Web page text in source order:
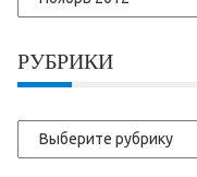
ранние
РУБРИКИ
Рубрики